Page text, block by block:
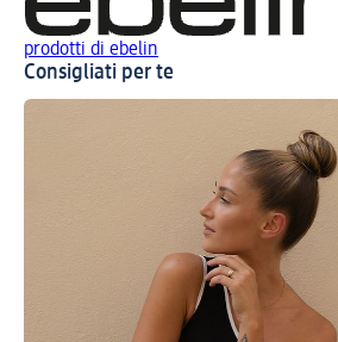
prodotti di ebelin
Consigliati per te